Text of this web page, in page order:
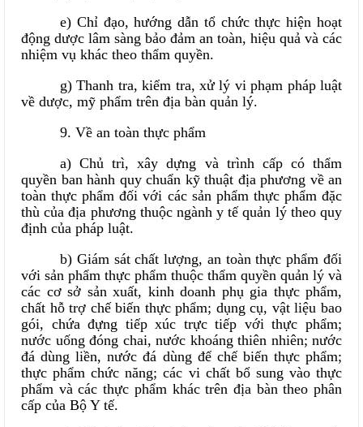
e) Chỉ đạo, hướng dẫn tổ chức thực hiện hoạt
động dược lâm sàng bảo đảm an toàn, hiệu quả và các
nhiệm vụ khác theo thẩm quyền.
g) Thanh tra, kiểm tra, xử lý vi phạm pháp luật
về dược, mỹ phẩm trên địa bàn quản lý.
9. Về an toàn thực phẩm
a) Chủ trì, xây dựng và trình cấp có thẩm
quyền ban hành quy chuẩn kỹ thuật địa phương về an
toàn thực phẩm đối với các sản phẩm thực phẩm đặc
thù của địa phương thuộc ngành y tế quản lý theo quy
định của pháp luật.
b) Giám sát chất lượng, an toàn thực phẩm đối
với sản phẩm thực phẩm thuộc thẩm quyền quản lý và
các cơ sở sản xuất, kinh doanh phụ gia thực phẩm,
chất hỗ trợ chế biến thực phẩm; dụng cụ, vật liệu bao
gói, chứa đựng tiếp xúc trực tiếp với thực phẩm;
nước uống đóng chai, nước khoáng thiên nhiên; nước
đá dùng liền, nước đá dùng để chế biến thực phẩm;
thực phẩm chức năng; các vi chất bổ sung vào thực
phẩm và các thực phẩm khác trên địa bàn theo phân
cấp của Bộ Y tế.